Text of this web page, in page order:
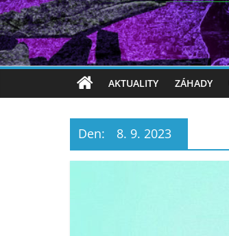
AKTUALITY ZÁHADY
Den: 8. 9. 2023